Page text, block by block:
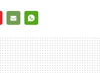
MAIL